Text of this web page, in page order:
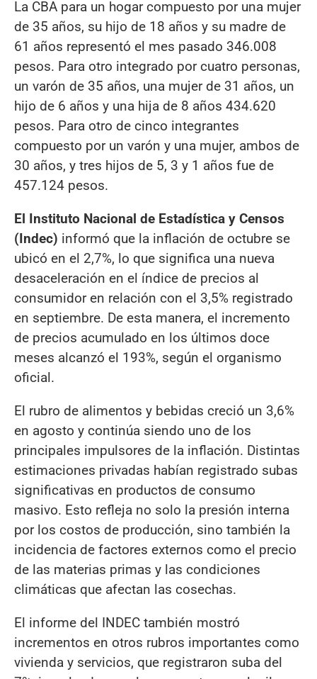
La CBA para un hogar compuesto por una mujer
de 35 años, su hijo de 18 años y su madre de
61 años representó el mes pasado 346.008
pesos. Para otro integrado por cuatro personas,
un varón de 35 años, una mujer de 31 años, un
hijo de 6 años y una hija de 8 años 434.620
pesos. Para otro de cinco integrantes
compuesto por un varón y una mujer, ambos de
30 años, y tres hijos de 5, 3 y 1 años fue de
457.124 pesos.
El Instituto Nacional de Estadística y Censos
(Indec) informó que la inflación de octubre se
ubicó en el 2,7%, lo que significa una nueva
desaceleración en el índice de precios al
consumidor en relación con el 3,5% registrado
en septiembre. De esta manera, el incremento
de precios acumulado en los últimos doce
meses alcanzó el 193%, según el organismo
oficial.
El rubro de alimentos y bebidas creció un 3,6%
en agosto y continúa siendo uno de los
principales impulsores de la inflación. Distintas
estimaciones privadas habían registrado subas
significativas en productos de consumo
masivo. Esto refleja no solo la presión interna
por los costos de producción, sino también la
incidencia de factores externos como el precio
de las materias primas y las condiciones
climáticas que afectan las cosechas.
El informe del INDEC también mostró
incrementos en otros rubros importantes como
vivienda y servicios, que registraron suba del